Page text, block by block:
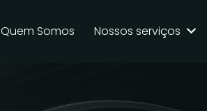
Quem Somos Nossos serviços